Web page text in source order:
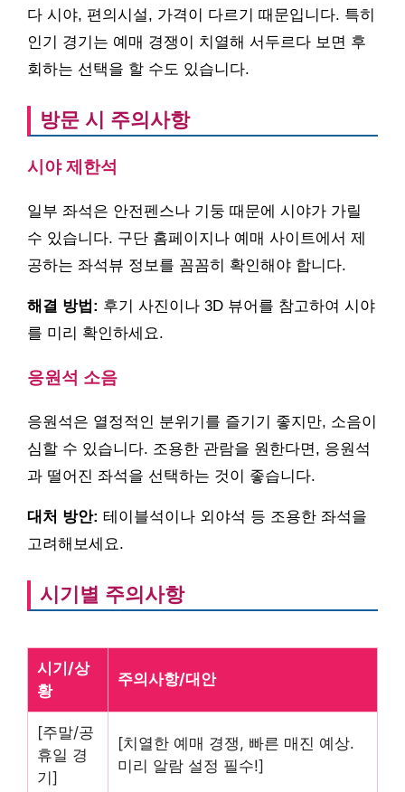
다 시야, 편의시설, 가격이 다르기 때문입니다. 특히
인기 경기는 예매 경쟁이 치열해 서두르다 보면 후
회하는 선택을 할 수도 있습니다.
방문 시 주의사항
시야 제한석
일부 좌석은 안전펜스나 기둥 때문에 시야가 가릴
수 있습니다. 구단 홈페이지나 예매 사이트에서 제
공하는 좌석뷰 정보를 꼼꼼히 확인해야 합니다.
해결 방법: 후기 사진이나 3D 뷰어를 참고하여 시야
를 미리 확인하세요.
응원석 소음
응원석은 열정적인 분위기를 즐기기 좋지만, 소음이
심할 수 있습니다. 조용한 관람을 원한다면, 응원석
과 떨어진 좌석을 선택하는 것이 좋습니다.
대처 방안: 테이블석이나 외야석 등 조용한 좌석을
고려해보세요.
시기별 주의사항
시기/상
황
주의사항/대안
[주말/공
휴일 경
기]
[치열한 예매 경쟁, 빠른 매진 예상.
미리 알람 설정 필수!]